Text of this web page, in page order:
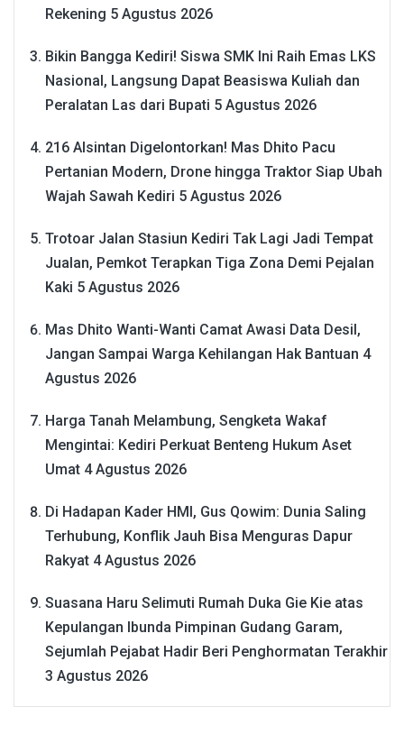
Rekening 5 Agustus 2026
Bikin Bangga Kediri! Siswa SMK Ini Raih Emas LKS
Nasional, Langsung Dapat Beasiswa Kuliah dan
Peralatan Las dari Bupati 5 Agustus 2026
216 Alsintan Digelontorkan! Mas Dhito Pacu
Pertanian Modern, Drone hingga Traktor Siap Ubah
Wajah Sawah Kediri 5 Agustus 2026
Trotoar Jalan Stasiun Kediri Tak Lagi Jadi Tempat
Jualan, Pemkot Terapkan Tiga Zona Demi Pejalan
Kaki 5 Agustus 2026
Mas Dhito Wanti-Wanti Camat Awasi Data Desil,
Jangan Sampai Warga Kehilangan Hak Bantuan 4
Agustus 2026
Harga Tanah Melambung, Sengketa Wakaf
Mengintai: Kediri Perkuat Benteng Hukum Aset
Umat 4 Agustus 2026
Di Hadapan Kader HMI, Gus Qowim: Dunia Saling
Terhubung, Konflik Jauh Bisa Menguras Dapur
Rakyat 4 Agustus 2026
Suasana Haru Selimuti Rumah Duka Gie Kie atas
Kepulangan Ibunda Pimpinan Gudang Garam,
Sejumlah Pejabat Hadir Beri Penghormatan Terakhir
3 Agustus 2026